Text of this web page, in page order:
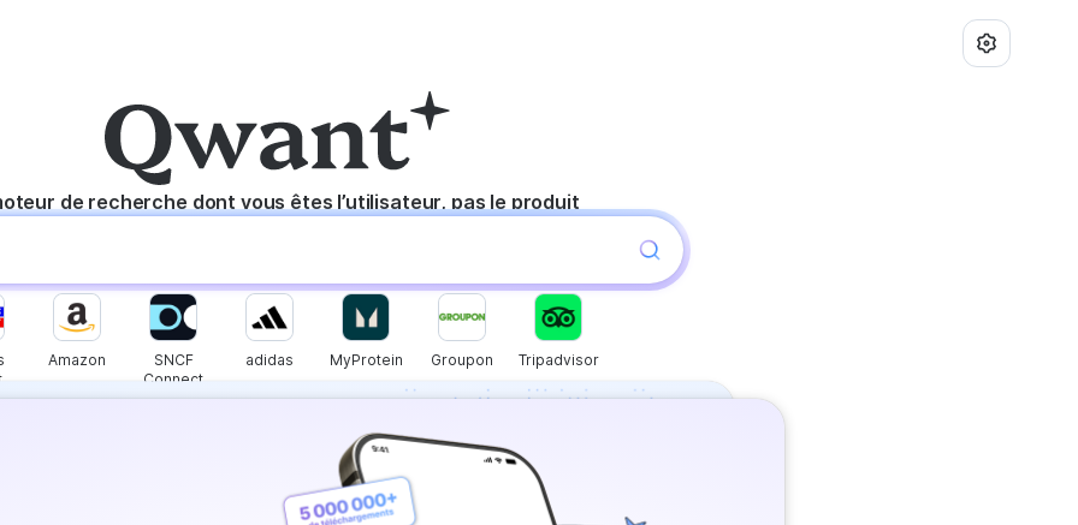
de recherche dont vous êtes l’utilisateur, pas le produit
Amazon
SNCF
Connect
adidas MyProtein Groupon Tripadvisor